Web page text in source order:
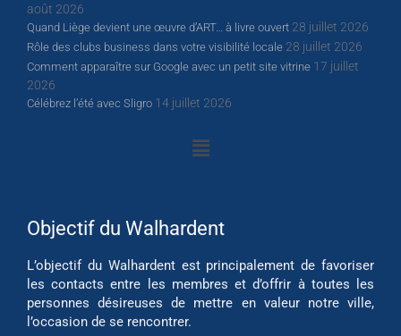
août 2026
Quand Liège devient une œuvre d’ART… à livre ouvert 28 juillet 2026
Rôle des clubs business dans votre visibilité locale 28 juillet 2026
Comment apparaître sur Google avec un petit site vitrine 17 juillet
2026
Célébrez l’été avec Sligro 14 juillet 2026
Objectif du Walhardent
L’objectif du Walhardent est principalement de favoriser
les contacts entre les membres et d’offrir à toutes les
personnes désireuses de mettre en valeur notre ville,
l’occasion de se rencontrer.